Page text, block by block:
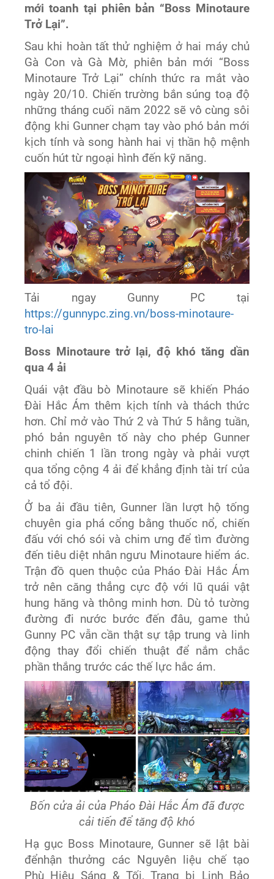
mới toanh tại phiên bản “Boss Minotaure
Trở Lại”.
Sau khi hoàn tất thử nghiệm ở hai máy chủ
Gà Con và Gà Mờ, phiên bản mới “Boss
Minotaure Trở Lại” chính thức ra mắt vào
ngày 20/10. Chiến trường bắn súng toạ độ
những tháng cuối năm 2022 sẽ vô cùng sôi
động khi Gunner chạm tay vào phó bản mới
kịch tính và song hành hai vị thần hộ mệnh
cuốn hút từ ngoại hình đến kỹ năng.
Tải ngay Gunny PC tại
https://gunnypc.zing.vn/boss-minotaure-
tro-lai
Boss Minotaure trở lại, độ khó tăng dần
qua 4 ải
Quái vật đầu bò Minotaure sẽ khiến Pháo
Đài Hắc Ám thêm kịch tính và thách thức
hơn. Chỉ mở vào Thứ 2 và Thứ 5 hằng tuần,
phó bản nguyên tố này cho phép Gunner
chinh chiến 1 lần trong ngày và phải vượt
qua tổng cộng 4 ải để khẳng định tài trí của
cả tổ đội.
Ở ba ải đầu tiên, Gunner lần lượt hộ tống
chuyên gia phá cổng bằng thuốc nổ, chiến
đấu với chó sói và chim ưng để tìm đường
đến tiêu diệt nhân ngưu Minotaure hiểm ác.
Trận đồ quen thuộc của Pháo Đài Hắc Ám
trở nên căng thẳng cực độ với lũ quái vật
hung hăng và thông minh hơn. Dù tỏ tường
đường đi nước bước đến đâu, game thủ
Gunny PC vẫn cần thật sự tập trung và linh
động thay đổi chiến thuật để nắm chắc
phần thắng trước các thế lực hắc ám.
Bốn cửa ải của Pháo Đài Hắc Ám đã được
cải tiến để tăng độ khó
Hạ gục Boss Minotaure, Gunner sẽ lật bài
đểnhận thưởng các Nguyên liệu chế tạo
Phù Hiệu Sáng & Tối, Trang bị Linh Bảo